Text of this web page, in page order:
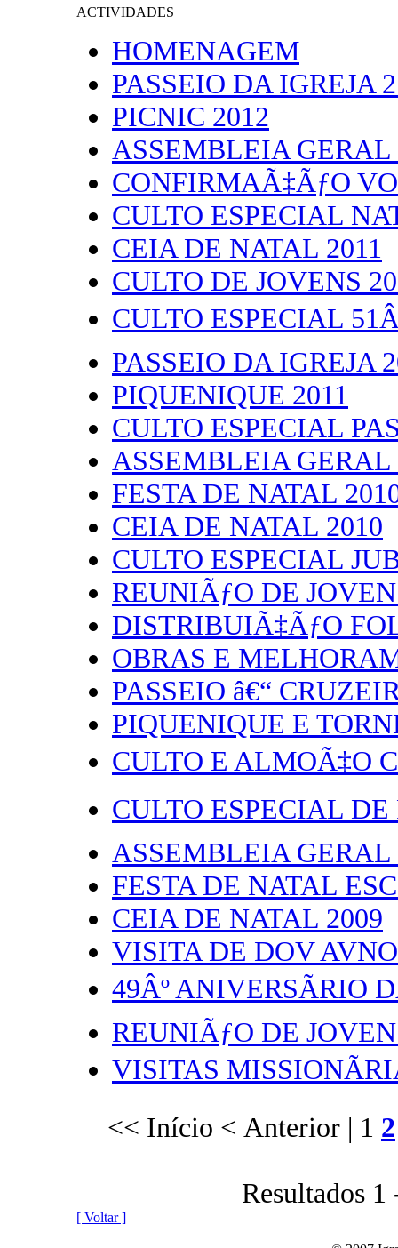
ACTIVIDADES
HOMENAGEM
PASSEIO DA IGREJA
PICNIC 2012
ASSEMBLEIA GERAL
CONFIRMAÃ‡ÃƒO
CULTO ESPECIAL
CEIA DE NATAL 2011
CULTO DE JOVENS
CULTO ESPECIAL
PASSEIO DA IGREJA
PIQUENIQUE 2011
CULTO ESPECIAL
ASSEMBLEIA GERAL
FESTA DE NATAL
CEIA DE NATAL 2010
CULTO ESPECIAL
REUNIÃƒO DE
DISTRIBUIÃ‡ÃƒO
OBRAS E
PASSEIO â€“
PIQUENIQUE E
CULTO E ALMOÃ‡O
CULTO ESPECIAL DE
ASSEMBLEIA GERAL
FESTA DE NATAL
CEIA DE NATAL 2009
VISITA DE DOV
49Âº ANIVERSÃRIO
REUNIÃƒO DE
VISITAS
<< Início < Anterior | 1 2
Resultados 1
[ Voltar ]